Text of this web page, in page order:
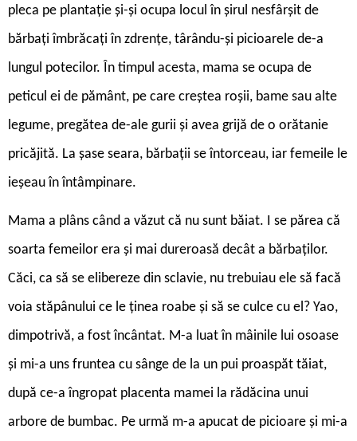
pleca pe plantaţie şi-şi ocupa locul în şirul nesfârşit de
bărbaţi îmbrăcaţi în zdrenţe, târându-şi picioarele de-a
lungul potecilor. În timpul acesta, mama se ocupa de
peticul ei de pământ, pe care creştea roşii, bame sau alte
legume, pregătea de-ale gurii şi avea grijă de o orătanie
pricăjită. La şase seara, bărbaţii se întorceau, iar femeile le
ieşeau în întâmpinare.
Mama a plâns când a văzut că nu sunt băiat. I se părea că
soarta femeilor era şi mai dureroasă decât a bărbaţilor.
Căci, ca să se elibereze din sclavie, nu trebuiau ele să facă
voia stăpânului ce le ţinea roabe şi să se culce cu el? Yao,
dimpotrivă, a fost încântat. M-a luat în mâinile lui osoase
şi mi-a uns fruntea cu sânge de la un pui proaspăt tăiat,
după ce-a îngropat placenta mamei la rădăcina unui
arbore de bumbac. Pe urmă m-a apucat de picioare şi mi-a